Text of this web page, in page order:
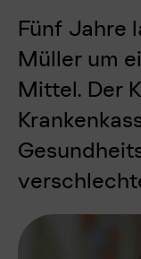
Fünf Jahre
Müller um
Mittel. Der